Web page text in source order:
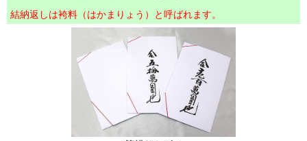
結納返しは袴料（はかまりょう）と呼ばれます。